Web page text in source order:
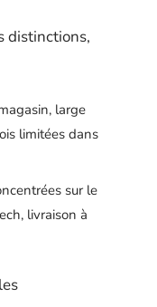
distinctions,
large
limitées dans
sur le
livraison à